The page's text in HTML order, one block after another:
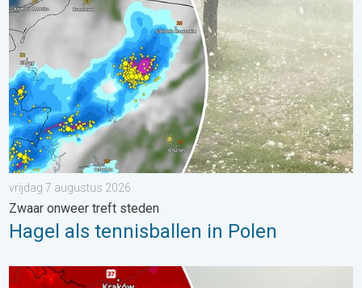
vrijdag 7 augustus 2026
Zwaar onweer treft steden
Hagel als tennisballen in Polen
Extreme hitte in Oost-Europa. Tot ruim 40 graden. . . dinsdag